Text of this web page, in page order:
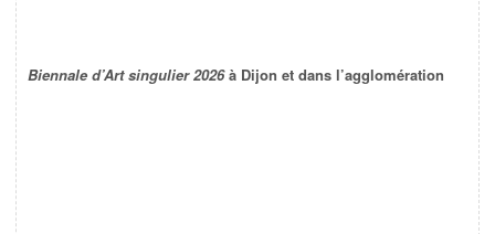
Biennale d’Art singulier 2026à Dijon et dans l’agglomération